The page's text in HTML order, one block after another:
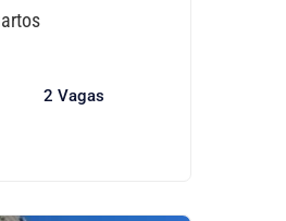
2 Vagas